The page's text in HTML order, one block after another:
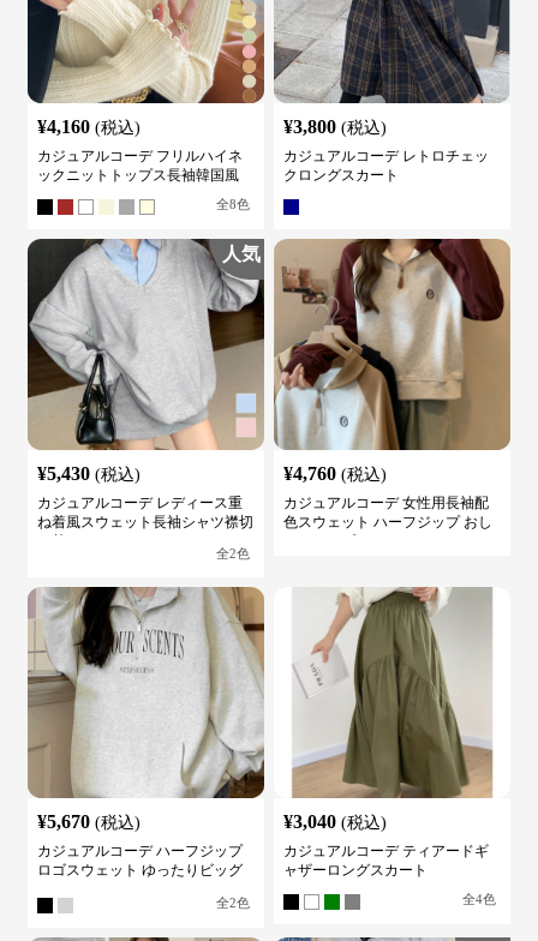
¥4,160 (税込)
カジュアルコーデ フリルハイネ
ックニットトップス長袖韓国風
全8色
¥3,800 (税込)
カジュアルコーデ レトロチェッ
クロングスカート
人気
¥5,430 (税込)
カジュアルコーデ レディース重
ね着風スウェット長袖シャツ襟切
全2色
¥4,760 (税込)
カジュアルコーデ 女性用長袖配
色スウェット ハーフジップ おし
¥5,670 (税込)
カジュアルコーデ ハーフジップ
ロゴスウェット ゆったりビッグ
全2色
¥3,040 (税込)
カジュアルコーデ ティアードギ
ャザーロングスカート
全4色